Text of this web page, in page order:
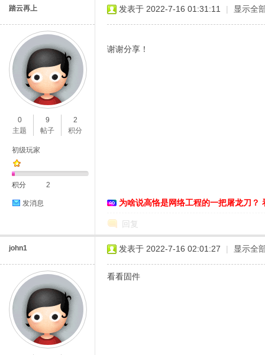
踏云再上
0
主题
9
帖子
2
积分
初级玩家
积分 2
发消息
发表于 2022-7-16 01:31:11 | 显示全
谢谢分享！
为啥说高恪是网络工程的一把屠龙刀？
回复
john1 发表于 2022-7-16 02:01:27 | 显示全
看看固件